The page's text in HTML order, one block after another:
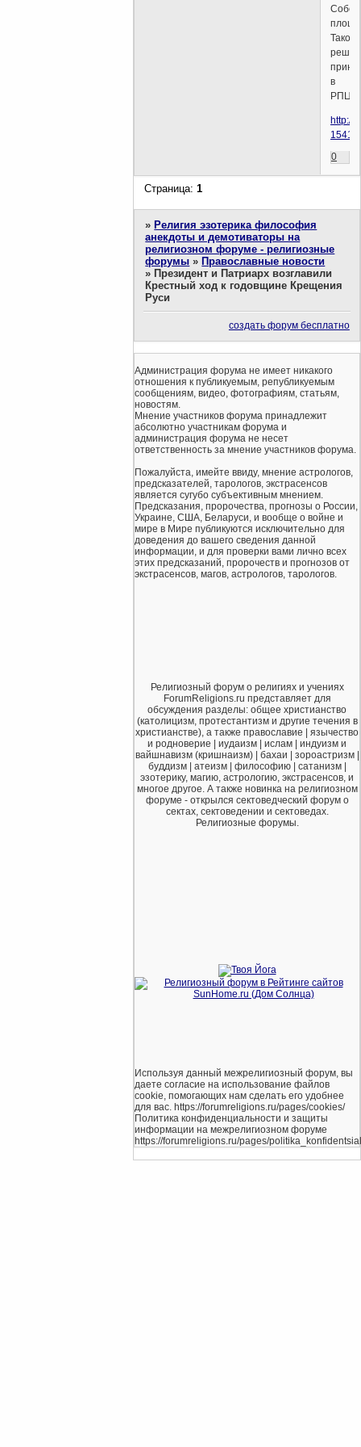
Такое
в
РПЦ.
http://
0
Страница:1
» Религия эзотерика философия
анекдоты и демотиваторы на
религиозном форуме - религиозные
форумы » Православные новости
» Президент и Патриарх возглавили
Крестный ход к годовщине Крещения
Руси
создать форум бесплатно
Администрация форума не имеет никакого
отношения к публикуемым, републикуемым
сообщениям, видео, фотографиям, статьям,
новостям.
Мнение участников форума принадлежит
абсолютно участникам форума и
администрация форума не несет
ответственность за мнение участников форума.
Пожалуйста, имейте ввиду, мнение астрологов,
предсказателей, тарологов, экстрасенсов
является сугубо субъективным мнением.
Предсказания, пророчества, прогнозы о России,
Украине, США, Беларуси, и вообще о войне и
мире в Мире публикуются исключительно для
доведения до вашего сведения данной
информации, и для проверки вами лично всех
этих предсказаний, пророчеств и прогнозов от
экстрасенсов, магов, астрологов, тарологов.
Религиозный форум о религиях и учениях
ForumReligions.ru представляет для
обсуждения разделы: общее христианство
(католицизм, протестантизм и другие течения в
христианстве), а также православие | язычество
и родноверие | иудаизм | ислам | индуизм и
вайшнавизм (кришнаизм) | бахаи | зороастризм |
буддизм | атеизм | философию | сатанизм |
эзотерику, магию, астрологию, экстрасенсов, и
многое другое. А также новинка на религиозном
форуме - открылся сектоведческий форум о
сектах, сектоведении и сектоведах.
Религиозные форумы.
Используя данный межрелигиозный форум, вы
даете согласие на использование файлов
cookie, помогающих нам сделать его удобнее
для вас. https://forumreligions.ru/pages/cookies/
Политика конфиденциальности и защиты
информации на межрелигиозном форуме
https://forumreligions.ru/pages/